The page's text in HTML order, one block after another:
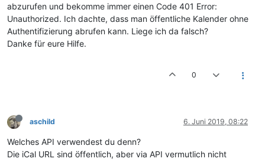
abzurufen und bekomme immer einen Code 401 Error:
Unauthorized. Ich dachte, dass man öffentliche Kalender ohne
Authentifizierung abrufen kann. Liege ich da falsch?
Danke für eure Hilfe.
0
aschild 6. Juni 2019, 08:22
Welches API verwendest du denn?
Die iCal URL sind öffentlich, aber via API vermutlich nicht